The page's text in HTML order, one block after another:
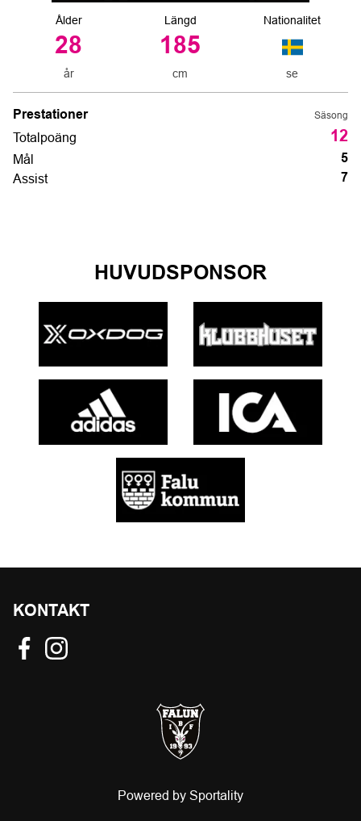
Ålder
28
år
Längd
185
cm
Nationalitet
se
Prestationer Säsong
Totalpoäng 12
Mål 5
Assist 7
HUVUDSPONSOR
KONTAKT
Powered by Sportality